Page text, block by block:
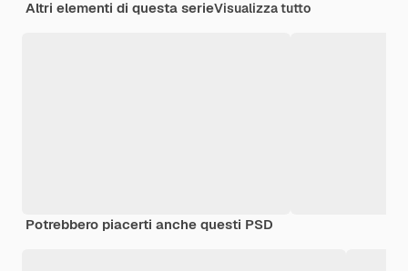
Altri elementi di questa serieVisualizza tutto
Potrebbero piacerti anche questi PSD